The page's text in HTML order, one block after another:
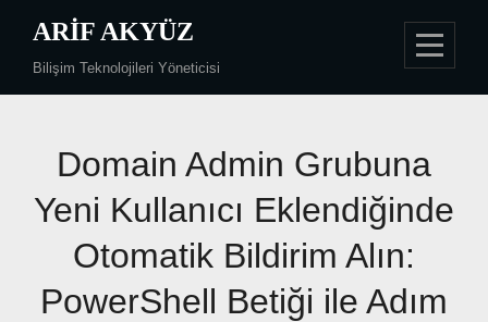
content
ARIF AKYÜZ
Bilişim Teknolojileri Yöneticisi
Domain Admin Grubuna
Yeni Kullanıcı Eklendiğinde
Otomatik Bildirim Alın:
PowerShell Betiği ile Adım